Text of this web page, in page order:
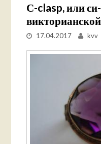
С-clasp, или
17.04.2017 kvv